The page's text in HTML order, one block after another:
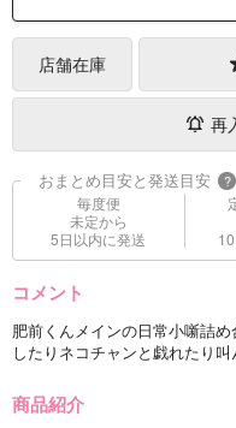
店舗在庫
再
おまとめ目安と発送目安 ?
毎度便
未定から
5日以内に発送
コメント
肥前くんメインの日常小噺詰
したりネコチャンと戯れたり
商品紹介